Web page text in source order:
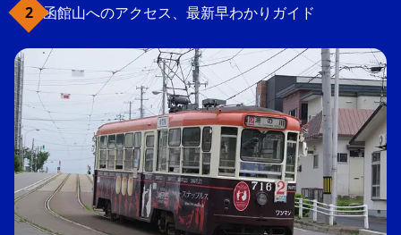
函館山へのアクセス、最新早わかりガイド